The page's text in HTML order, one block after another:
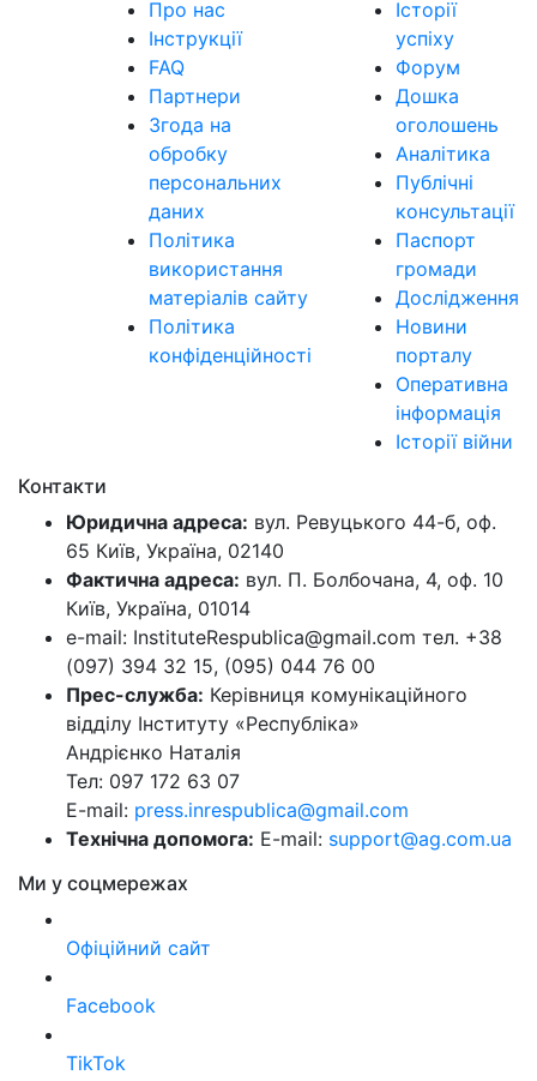
Про нас
Інструкції
FAQ
Партнери
Згода на
обробку
персональних
даних
Політика
використання
матеріалів сайту
Політика
конфіденційності
Історії
успіху
Форум
Дошка
оголошень
Аналітика
Публічні
консультації
Паспорт
громади
Дослідження
Новини
порталу
Оперативна
інформація
Історії війни
Контакти
Юридична адреса: вул. Ревуцького 44-б, оф.
65 Київ, Україна, 02140
Фактична адреса: вул. П. Болбочана, 4, оф. 10
Київ, Україна, 01014
e-mail: InstituteRespublica@gmail.com тел. +38
(097) 394 32 15, (095) 044 76 00
Прес-служба: Керівниця комунікаційного
відділу Інституту «Республіка»
Андрієнко Наталія
Тел: 097 172 63 07
E-mail: press.inrespublica@gmail.com
Технічна допомога: E-mail: support@ag.com.ua
Ми у соцмережах
Офіційний сайт
Facebook
TikTok